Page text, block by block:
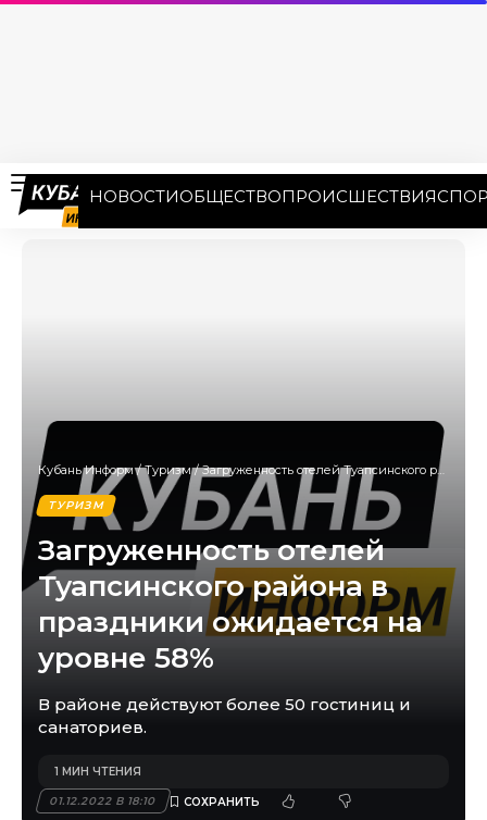
НОВОСТИОБЩЕСТВОПРОИСШЕСТВИЯ
Кубань Информ/Туризм/Загруженность отелей Туапсинского района в праздники ожидается на уровне 58%
ТУРИЗМ
Загруженность отелей
Туапсинского района в
праздники ожидается на
уровне 58%
В районе действуют более 50 гостиниц и
санаториев.
01.12.2022 В 18:10
1 МИН ЧТЕНИЯ